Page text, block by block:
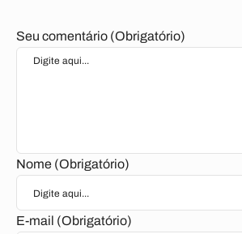
Seu comentário (Obrigatório)
Nome (Obrigatório)
E-mail (Obrigatório)